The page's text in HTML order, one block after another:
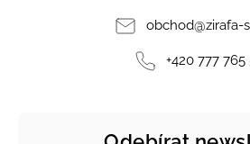
obchod@zirafa-
+420 777 765